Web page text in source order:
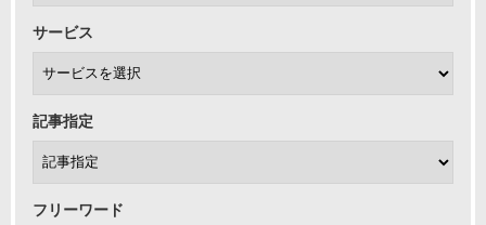
サービス
記事指定
フリーワード